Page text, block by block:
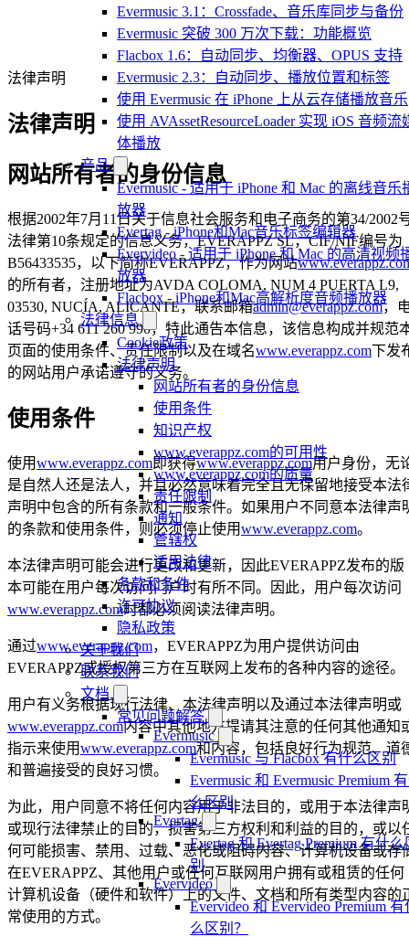
Evermusic 3.1：Crossfade、音乐库同步与备份
Evermusic 突破 300 万次下载：功能概览
Flacbox 1.6：自动同步、均衡器、OPUS 支持
Evermusic 2.3：自动同步、播放位置和标签
使用 Evermusic 在 iPhone 上从云存储播放音乐
使用 AVAssetResourceLoader 实现 iOS 音频流
体播放
产品
Evermusic - 适用于 iPhone 和 Mac 的离线音乐
放器
Evertag - iPhone和Mac音乐标签编辑器
Evervideo - 适用于 iPhone 和 Mac 的高清视频
放器
Flacbox - iPhone和Mac高解析度音频播放器
法律信息
Cookie政策
法律声明
网站所有者的身份信息
使用条件
知识产权
www.everappz.com的可用性
www.everappz.com的质量
责任限制
通知
管辖权
适用法律
条款和条件
许可协议
隐私政策
关于我们
联系我们
文档
常见问题解答
Evermusic
Evermusic 与 Flacbox 有什么区别
Evermusic 和 Evermusic Premium
么区别
Evertag
Evertag 和 Evertag Premium 有什么
别
Evervideo
Evervideo 和 Evervideo Premium 有
么区别？
法律声明
法律声明
网站所有者的身份信息
根据2002年7月11日关于信息社会服务和电子商务的第34/2002
法律第10条规定的信息义务，EVERAPPZ SL，CIF/NIF编号为
B56433535，以下简称EVERAPPZ，作为网站
的所有者，注册地址为AVDA COLOMA, NUM 4 PUERTA L9,
03530, NUCÍA, ALICANTE，联系邮箱admin@everappz.com，
话号码+34 611 260 990，特此通告本信息，该信息构成并规范
页面的使用条件、责任限制以及在域名www.everappz.com下发
的网站用户承诺遵守的义务。
使用条件
使用www.everappz.com即获得www.everappz.com用户身份，无
是自然人还是法人，并且必然意味着完全且无保留地接受本法
声明中包含的所有条款和一般条件。如果用户不同意本法律声
的条款和使用条件，则必须停止使用www.everappz.com。
本法律声明可能会进行更改和更新，因此EVERAPPZ发布的版
本可能在用户每次访问门户时有所不同。因此，用户每次访问
www.everappz.com时都必须阅读法律声明。
通过www.everappz.com，EVERAPPZ为用户提供访问由
EVERAPPZ或授权第三方在互联网上发布的各种内容的途径。
用户有义务根据现行法律、本法律声明以及通过本法律声明或
www.everappz.com内容中其他地方提请其注意的任何其他通知
指示来使用www.everappz.com和内容，包括良好行为规范、道
和普遍接受的良好习惯。
为此，用户同意不将任何内容用于非法目的，或用于本法律声
或现行法律禁止的目的，损害第三方权利和利益的目的，或以
何可能损害、禁用、过载、恶化或阻碍内容、计算机设备或存
在EVERAPPZ、其他用户或任何互联网用户拥有或租赁的任何
计算机设备（硬件和软件）上的文件、文档和所有类型内容的
常使用的方式。